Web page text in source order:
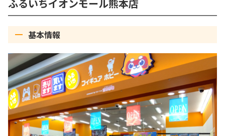
ふるいちイオンモール熊本店
基本情報